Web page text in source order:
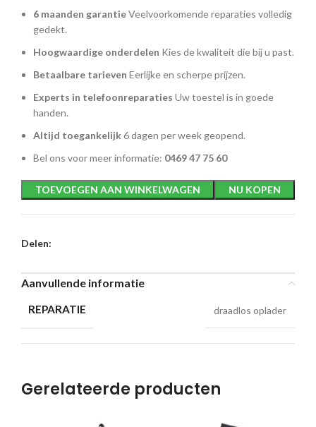
6 maanden garantieVeelvoorkomende reparaties volledig
gedekt.
Hoogwaardige onderdelen Kies de kwaliteit die bij u past.
Betaalbare tarieven Eerlijke en scherpe prijzen.
Experts in telefoonreparaties Uw toestel is in goede
handen.
Altijd toegankelijk6 dagen per week geopend.
Bel ons voor meer informatie: 0469 47 75 60
TOEVOEGEN AAN WINKELWAGEN NU KOPEN
Delen:
Aanvullende informatie
REPARATIE draadlos oplader
Gerelateerde producten